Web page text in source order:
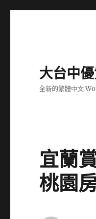
大台中
全新的繁體中文
宜蘭
桃園